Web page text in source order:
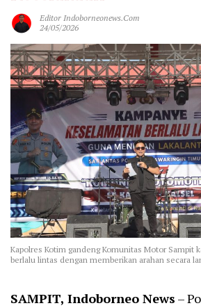
Editor Indoborneonews.com
24/05/2026
Kapolres Kotim gandeng Komunitas Motor Sampit
berlalu lintas dengan memberikan arahan secara
SAMPIT, Indoborneo News –